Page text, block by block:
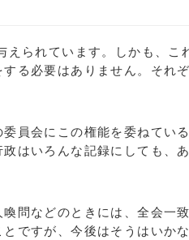
られています。しかも、こ
る必要はありません。それ
員会にこの権能を委ねてい
はいろんな記録にしても、
問などのときには、全会一
ですが、今後はそうはいか